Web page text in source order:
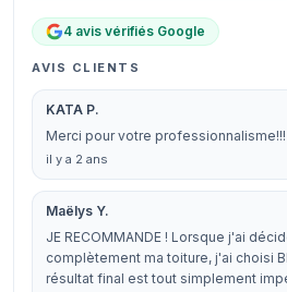
4 avis vérifiés Google
AVIS CLIENTS
KATA P.
Merci pour votre
il y a 2 ans
Maëlys Y.
JE RECOMMANDE ! Lorsque j'ai
complètement ma toiture, j'ai choisi
résultat final est tout simplement